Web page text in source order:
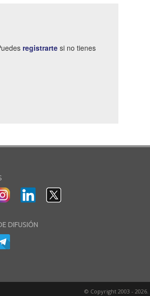
registrarte si no tienes
DIFUSIÓN
© Copyright 2003 -